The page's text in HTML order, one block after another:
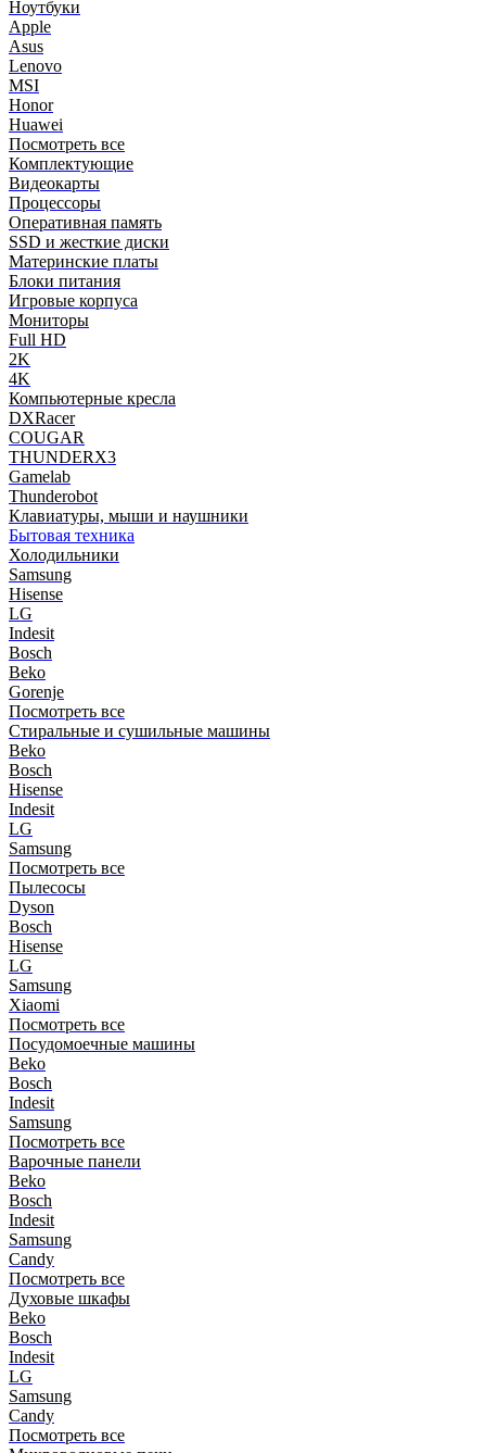
Ноутбуки
Apple
Asus
Lenovo
MSI
Honor
Huawei
Посмотреть все
Комплектующие
Видеокарты
Процессоры
Оперативная память
SSD и жесткие диски
Материнские платы
Блоки питания
Игровые корпуса
Мониторы
Full HD
2K
4K
Компьютерные кресла
DXRacer
COUGAR
THUNDERX3
Gamelab
Thunderobot
Клавиатуры, мыши и наушники
Бытовая техника
Холодильники
Samsung
Hisense
LG
Indesit
Bosch
Beko
Gorenje
Посмотреть все
Стиральные и сушильные машины
Beko
Bosch
Hisense
Indesit
LG
Samsung
Посмотреть все
Пылесосы
Dyson
Bosch
Hisense
LG
Samsung
Xiaomi
Посмотреть все
Посудомоечные машины
Beko
Bosch
Indesit
Samsung
Посмотреть все
Варочные панели
Beko
Bosch
Indesit
Samsung
Candy
Посмотреть все
Духовые шкафы
Beko
Bosch
Indesit
LG
Samsung
Candy
Посмотреть все